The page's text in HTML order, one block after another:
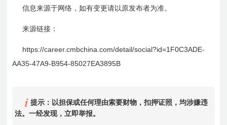
信息来源于网络，如有变更请以原发布者为准。
来源链接：
https://career.cmbchina.com/detail/social?id=1F0C3ADE-
AA35-47A9-B954-85027EA3895B
提示：以担保或任何理由索要财物，扣押证照，均涉嫌违
法。一经发现，立即举报。